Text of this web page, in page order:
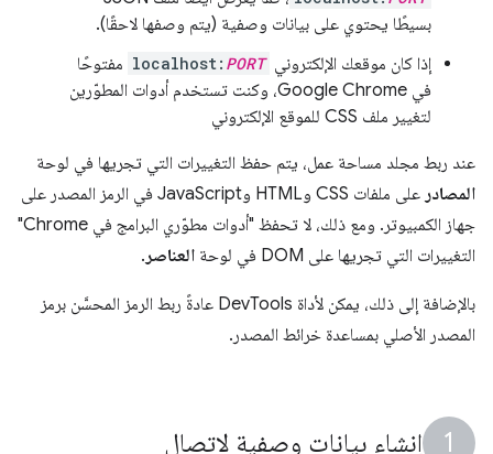
بسيطًا يحتوي على بيانات وصفية (يتم وصفها لاحقًا).
إذا كان موقعك الإلكتروني
localhost: PORT
مفتوحًا
في Google Chrome، وكنت تستخدم أدوات المطوّرين
لتغيير ملف CSS للموقع الإلكتروني
عند ربط مجلد مساحة عمل، يتم حفظ التغييرات التي تجريها في لوحة
المصادر
على ملفات CSS وHTML وJavaScript في الرمز المصدر على
جهاز الكمبيوتر. ومع ذلك، لا تحفظ "أدوات مطوّري البرامج في Chrome"
التغييرات التي تجريها على DOM في لوحة
العناصر .
بالإضافة إلى ذلك، يمكن لأداة DevTools عادةً ربط الرمز المحسَّن برمز
المصدر الأصلي بمساعدة خرائط المصدر.
إنشاء بيانات وصفية لاتصال